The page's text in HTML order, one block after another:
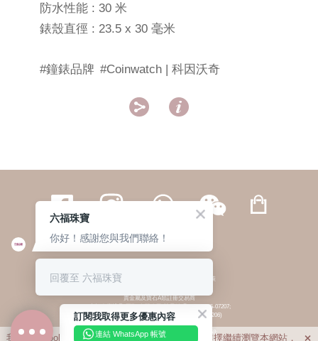
防水性能 : 30 米
錶殼直徑 : 23.5 x 30 毫米
#鐘錶品牌 #Coinwatch | 科因沃奇
 
繁體 | 簡体
© 六福集團 版權所有 不得轉載 私隱政策
貴金屬及寶石A類註冊交易商
(六福企業禮品(國際)有限公司-註冊號碼:A-B-24-05-07207;
六福電子商貿有限公司-註冊號碼:A-B-24-05-07206)
貴金屬及寶石B類註冊交易商
(六福集團有限公司-註冊號碼:B-B-24-05-07258;
我們利用cookies為您提供最佳的瀏覽體驗。若您選擇繼續瀏覽本網站， 
訂閱我取得更多優惠內容
連結 WhatsApp 帳號
六福珠寶
你好！感謝您與我們聯絡！
回覆至 六福珠寶